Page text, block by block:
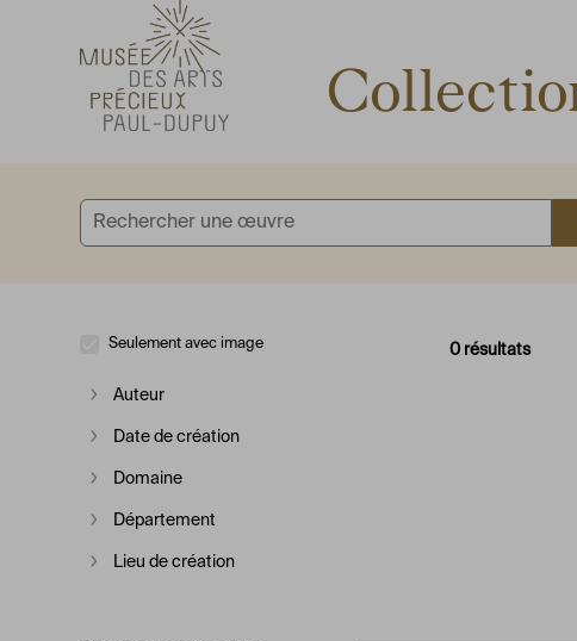
Accèder directement au contenu
Accèder directement au contenu
Seulement avec image
Afficher plus
Auteur
Afficher plus
Date de création
Afficher plus
Domaine
Afficher plus
Département
Afficher plus
Lieu de création
0 résultats